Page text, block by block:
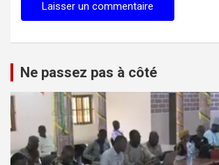
Ne passez pas à côté